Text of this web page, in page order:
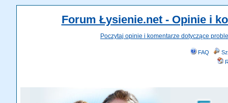
Forum Łysienie.net - Opinie i
Poczytaj opinie i komentarze dotyczące
FAQ